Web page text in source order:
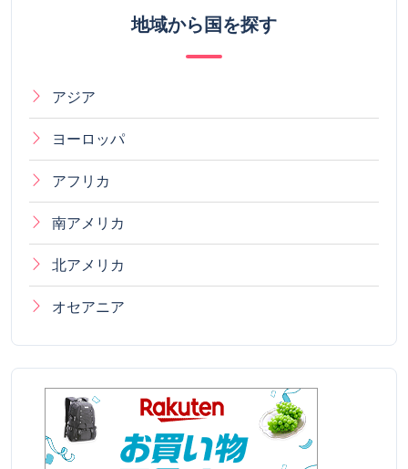
地域から国を探す
アジア
ヨーロッパ
アフリカ
南アメリカ
北アメリカ
オセアニア